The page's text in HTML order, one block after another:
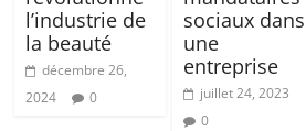
l’industrie de
la beauté
décembre 26,
2024
0
sociaux dans
une
entreprise
juillet 24, 2023
0